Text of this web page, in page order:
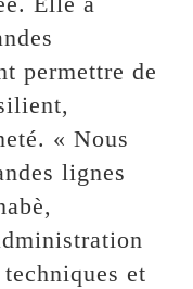
permettre de
« Nous
lignes
et